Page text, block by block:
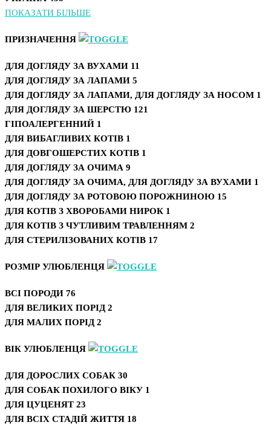
ПОКАЗАТИ БІЛЬШЕ
ПРИЗНАЧЕННЯ
ДЛЯ ДОГЛЯДУ ЗА ВУХАМИ 11
ДЛЯ ДОГЛЯДУ ЗА ЛАПАМИ 5
ДЛЯ ДОГЛЯДУ ЗА ЛАПАМИ, ДЛЯ ДОГЛЯДУ ЗА НОСОМ 1
ДЛЯ ДОГЛЯДУ ЗА ШЕРСТЮ 121
ГІПОАЛЕРГЕННИЙ 1
ДЛЯ ВИБАГЛИВИХ КОТІВ 1
ДЛЯ ДОВГОШЕРСТИХ КОТІВ 1
ДЛЯ ДОГЛЯДУ ЗА ОЧИМА 9
ДЛЯ ДОГЛЯДУ ЗА ОЧИМА, ДЛЯ ДОГЛЯДУ ЗА ВУХАМИ 1
ДЛЯ ДОГЛЯДУ ЗА РОТОВОЮ ПОРОЖНИНОЮ 15
ДЛЯ КОТІВ З ХВОРОБАМИ НИРОК 1
ДЛЯ КОТІВ З ЧУТЛИВИМ ТРАВЛЕННЯМ 2
ДЛЯ СТЕРИЛІЗОВАНИХ КОТІВ 17
РОЗМІР УЛЮБЛЕНЦЯ
ВСІ ПОРОДИ 76
ДЛЯ ВЕЛИКИХ ПОРІД 2
ДЛЯ МАЛИХ ПОРІД 2
ВІК УЛЮБЛЕНЦЯ
ДЛЯ ДОРОСЛИХ СОБАК 30
ДЛЯ СОБАК ПОХИЛОГО ВІКУ 1
ДЛЯ ЦУЦЕНЯТ 23
ДЛЯ ВСІХ СТАДІЙ ЖИТТЯ 18